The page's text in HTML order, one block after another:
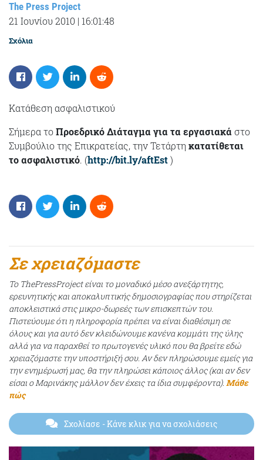
The Press Project
21 Ιουνίου 2010 | 16:01:48
Σχόλια
Κατάθεση ασφαλιστικού
Σήμερα τοΠροεδρικό Διάταγμα για τα εργασιακά στο
Συμβούλιο της Επικρατείας, την Τετάρτηκατατίθεται
το ασφαλιστικό. (http://bit.ly/aftEst)
Σε χρειαζόμαστε
Το ThePressProject είναι το μοναδικό μέσο ανεξάρτητης,
ερευνητικής και αποκαλυπτικής δημοσιογραφίας που στηρίζεται
αποκλειστικά στις μικρο-δωρεές των επισκεπτών του.
Πιστεύουμε ότι η πληροφορία πρέπει να είναι διαθέσιμη σε
όλους και για αυτό δεν κλειδώνουμε κανένα κομμάτι της ύλης
αλλά για να παραχθεί το πρωτογενές υλικό που θα βρείτε εδώ
χρειαζόμαστε την υποστήριξή σου. Αν δεν πληρώσουμε εμείς για
την ενημέρωσή μας, θα την πληρώσει κάποιος άλλος (και αν δεν
είσαι ο Μαρινάκης μάλλον δεν έχεις τα ίδια συμφέροντα). Μάθε
πώς
Σχολίασε - Κάνε κλικ για να σχολιάσεις